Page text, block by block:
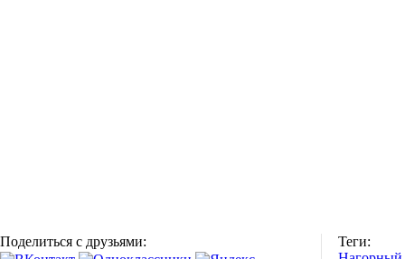
Поделиться с друзьями:
Теги: